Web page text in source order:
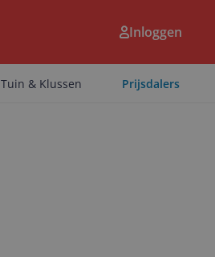
Inloggen
Tuin & Klussen Prijsdalers